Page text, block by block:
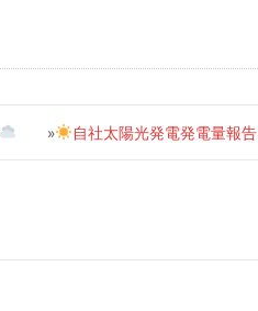
自社太陽光発電発電量報告
»